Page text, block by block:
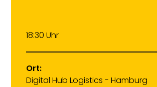
18:30 Uhr
Ort:
Digital Hub Logistics - Hamburg